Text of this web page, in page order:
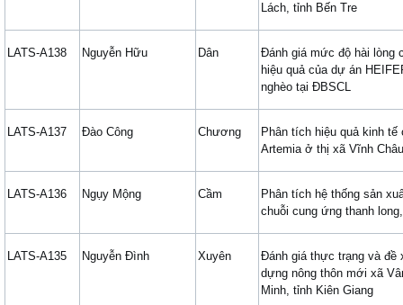
Lách, tỉnh Bến Tre
LATS-A138 Nguyễn Hữu Dân
Đánh giá mức độ hài lòng
hiệu quả của dự án
nghèo tại ĐBSCL
LATS-A137 Đào Công Chương
Phân tích hiệu quả kinh
Artemia ở thị xã Vĩnh
LATS-A136 Ngụy Mộng Cầm
Phân tích hệ thống sản
chuỗi cung ứng thanh
LATS-A135 Nguyễn Đình Xuyên
Đánh giá thực trạng và đề
dựng nông thôn mới xã
Minh, tỉnh Kiên Giang